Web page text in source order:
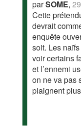
parSOME,
Cette
devrait
enquête
soit. Les
voir certains
et l’ennemi
on ne va pas
plaignent